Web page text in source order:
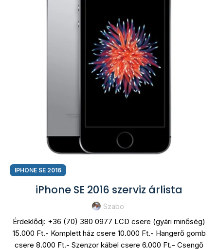
IPHONE SE 2016
iPhone SE 2016 szerviz árlista
Szabo
Érdeklődj: +36 (70) 380 0977 LCD csere (gyári minőség)
15.000 Ft.- Komplett ház csere 10.000 Ft.- Hangerő gomb
csere 8.000 Ft.- Szenzor kábel csere 6.000 Ft.- Csengő